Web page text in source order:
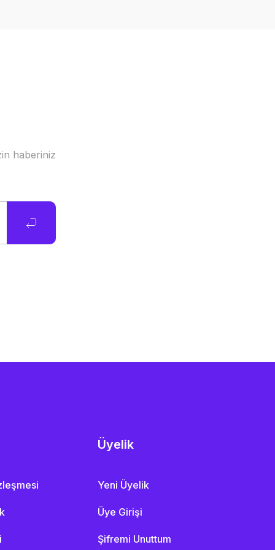
haberiniz
Üyelik
Yeni Üyelik
Üye Girişi
Şifremi Unuttum